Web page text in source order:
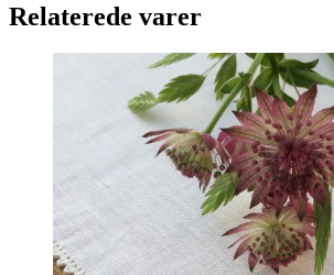
Relaterede varer